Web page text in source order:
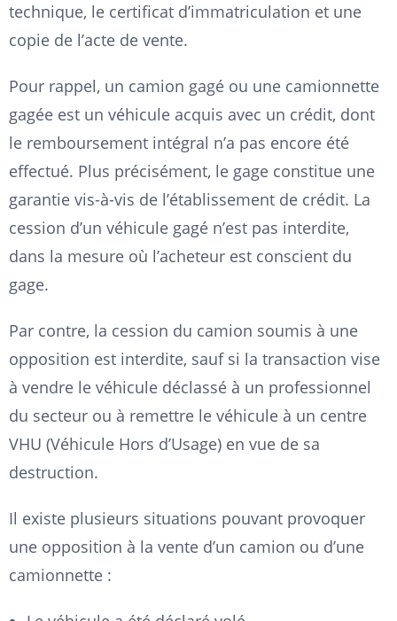
technique, le certificat d’immatriculation et une
copie de l’acte de vente.
Pour rappel, un camion gagé ou une camionnette
gagée est un véhicule acquis avec un crédit, dont
le remboursement intégral n’a pas encore été
effectué. Plus précisément, le gage constitue une
garantie vis-à-vis de l’établissement de crédit. La
cession d’un véhicule gagé n’est pas interdite,
dans la mesure où l’acheteur est conscient du
gage.
Par contre, la cession du camion soumis à une
opposition est interdite, sauf si la transaction vise
à vendre le véhicule déclassé à un professionnel
du secteur ou à remettre le véhicule à un centre
VHU (Véhicule Hors d’Usage) en vue de sa
destruction.
Il existe plusieurs situations pouvant provoquer
une opposition à la vente d’un camion ou d’une
camionnette :